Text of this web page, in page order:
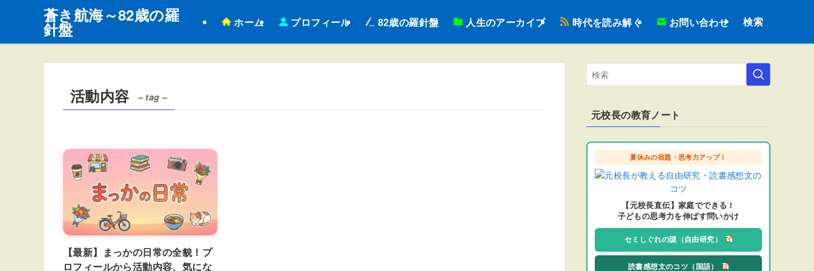
蒼き航海～82歳の羅
針盤 ホーム プロフィール 82歳の羅針盤 人生のアーカイブ 時代を読み解く お問い合わせ 検索
活動内容 – tag –
【最新】まっかの日常の全貌！プ
ロフィールから活動内容、気にな
元校長の教育ノート
夏休みの宿題・思考力アップ！
【元校長直伝】家庭でできる！
子どもの思考力を伸ばす問いかけ
セミしぐれの謎（自由研究）
読書感想文のコツ（国語）